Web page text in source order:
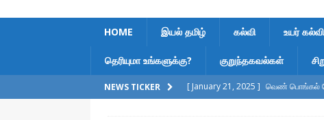
HOME இயல் தமிழ் கல்வி உயர்
தெரியுமா உங்களுக்கு? குறுந்தகவல்கள்
NEWS TICKER [ January 21, 2025 ] வெண் பொங்கல்